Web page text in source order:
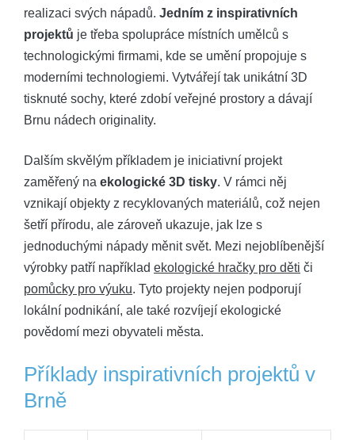
realizaci svých nápadů. Jedním z inspirativních
projektů je třeba spolupráce místních umělců s
technologickými firmami, kde se umění propojuje s
moderními technologiemi. Vytvářejí tak unikátní 3D
tisknuté sochy, které zdobí veřejné prostory a dávají
Brnu nádech originality.
Dalším skvělým příkladem je iniciativní projekt
zaměřený na ekologické 3D tisky. V rámci něj
vznikají objekty z recyklovaných materiálů, což nejen
šetří přírodu, ale zároveň ukazuje, jak lze s
jednoduchými nápady měnit svět. Mezi nejoblíbenější
výrobky patří například ekologické hračky pro děti či
pomůcky pro výuku. Tyto projekty nejen podporují
lokální podnikání, ale také rozvíjejí ekologické
povědomí mezi obyvateli města.
Příklady inspirativních projektů v
Brně